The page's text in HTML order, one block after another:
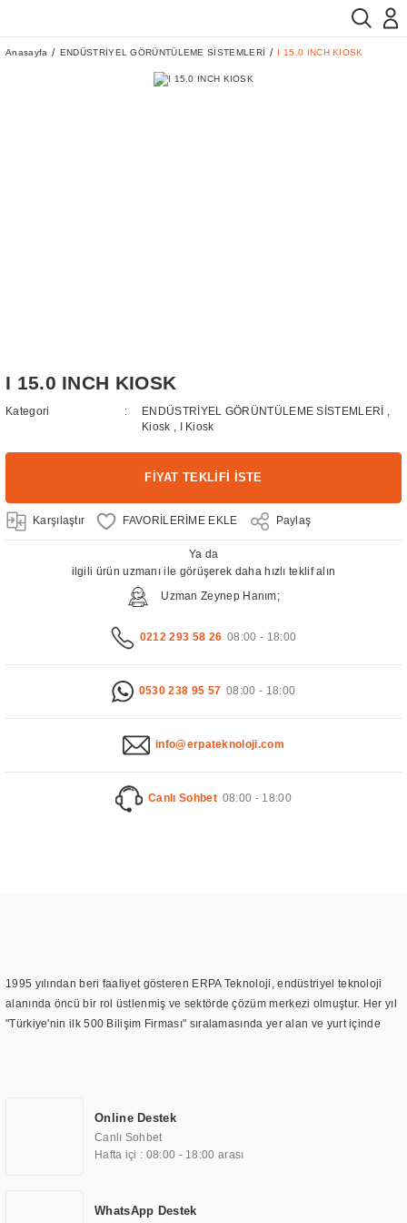
Anasayfa ENDÜSTRİYEL GÖRÜNTÜLEME SİSTEMLERİ I 15.0 INCH KIOSK
I 15.0 INCH KIOSK
Kategori ENDÜSTRİYEL GÖRÜNTÜLEME SİSTEMLERİ
Kiosk
I Kiosk
FİYAT TEKLİFİ İSTE
Karşılaştır Paylaş
Ya da
ilgili ürün uzmanı ile görüşerek daha hızlı teklif alın
Uzman Zeynep Hanım;
0212 293 58 26 08:00 - 18:00
0530 238 95 57 08:00 - 18:00
info@erpateknoloji.com
Canlı Sohbet 08:00 - 18:00
1995 yılından beri faaliyet gösteren ERPA Teknoloji, endüstriyel teknoloji
alanında öncü bir rol üstlenmiş ve sektörde çözüm merkezi olmuştur. Her yıl
"Türkiye'nin ilk 500 Bilişim Firması" sıralamasında yer alan ve yurt içinde
TOCHI markası altında kendi ürettiği ürünlerde kullanmıştır. Günümüzde
TOCHI; videowall, digital signage, kiosk, totem, akıllı durak ekranı, araç içi
ekran, asansör ekranı, digital menüboard, marin ekran, medikal ekran,
ekranları, endüstriyel ekranlar, kapı önü bilgi ekranları, panel PC,
Online Destek
Canlı Sohbet
Hafta içi : 08:00 - 18:00 arası
WhatsApp Destek